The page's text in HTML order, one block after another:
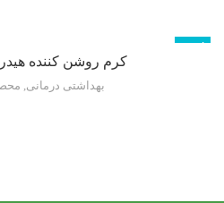
ناموجود
کرم روشن کننده
بهداشتی درمانی,